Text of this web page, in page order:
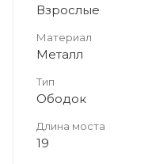
Взрослые
Материал
Металл
Тип
Ободок
Длина моста
19